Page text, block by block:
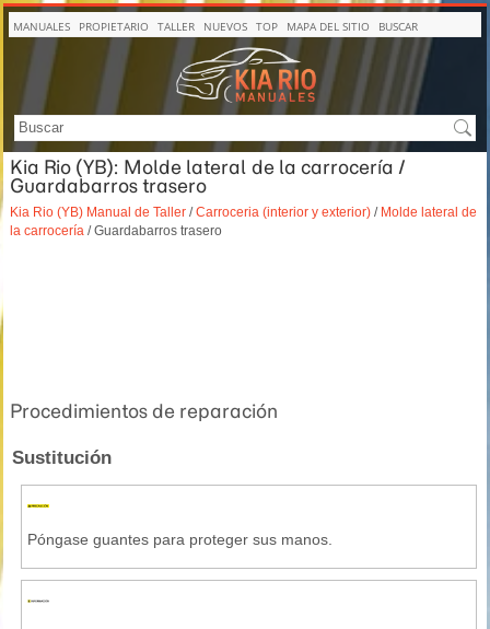
MANUALES PROPIETARIO TALLER NUEVOS TOP MAPA DEL SITIO BUSCAR
Kia Rio (YB): Molde lateral de la carrocería /
Guardabarros trasero
Kia Rio (YB) Manual de Taller /Carroceria (interior y exterior) / Molde lateral de
la carrocería / Guardabarros trasero
Procedimientos de reparación
Sustitución
Póngase guantes para proteger sus manos.